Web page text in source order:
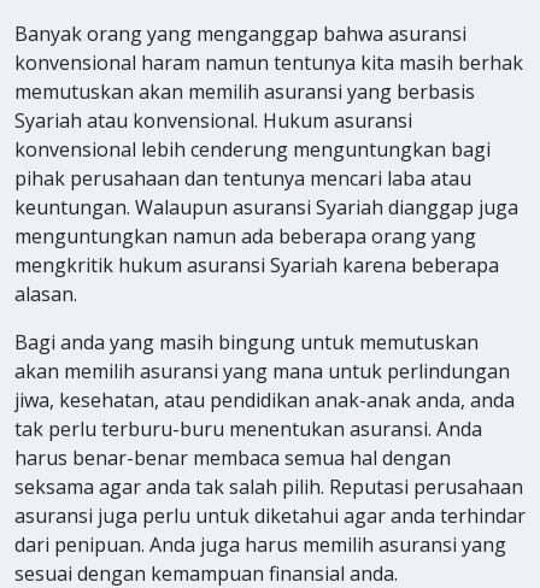
Banyak orang yang menganggap bahwa asuransi
konvensional haram namun tentunya kita masih berhak
memutuskan akan memilih asuransi yang berbasis
Syariah atau konvensional. Hukum asuransi
konvensional lebih cenderung menguntungkan bagi
pihak perusahaan dan tentunya mencari laba atau
keuntungan. Walaupun asuransi Syariah dianggap juga
menguntungkan namun ada beberapa orang yang
mengkritik hukum asuransi Syariah karena beberapa
alasan.
Bagi anda yang masih bingung untuk memutuskan
akan memilih asuransi yang mana untuk perlindungan
jiwa, kesehatan, atau pendidikan anak-anak anda, anda
tak perlu terburu-buru menentukan asuransi. Anda
harus benar-benar membaca semua hal dengan
seksama agar anda tak salah pilih. Reputasi perusahaan
asuransi juga perlu untuk diketahui agar anda terhindar
dari penipuan. Anda juga harus memilih asuransi yang
sesuai dengan kemampuan finansial anda.